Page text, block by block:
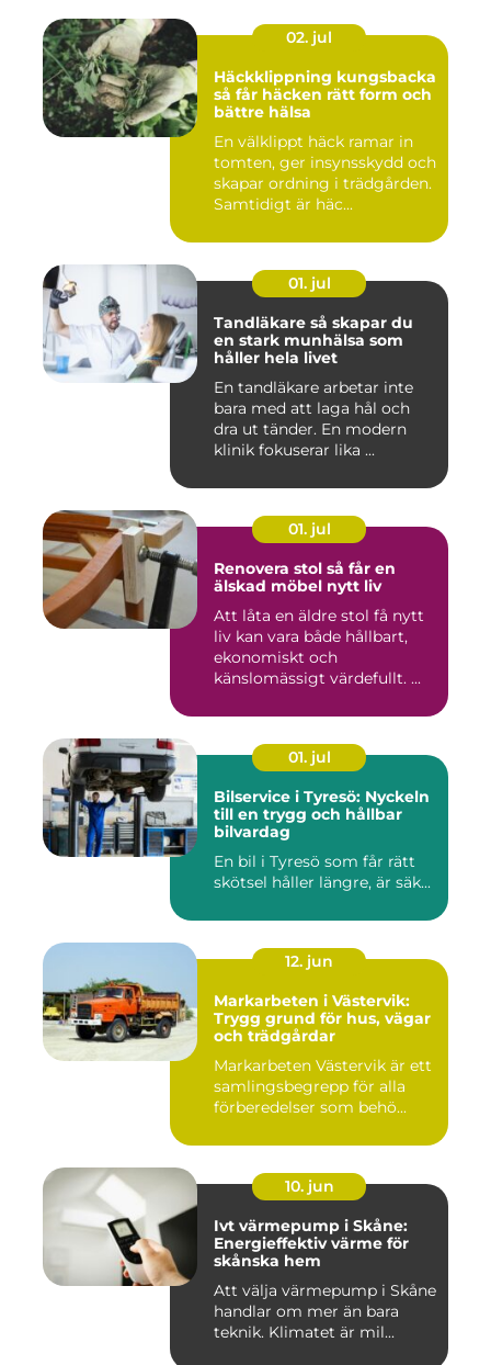
02. jul
Häckklippning kungsbacka
så får häcken rätt form och
bättre hälsa
En välklippt häck ramar in
tomten, ger insynsskydd och
skapar ordning i trädgården.
Samtidigt är häc...
01. jul
Tandläkare så skapar du
en stark munhälsa som
håller hela livet
En tandläkare arbetar inte
bara med att laga hål och
dra ut tänder. En modern
klinik fokuserar lika ...
01. jul
Renovera stol så får en
älskad möbel nytt liv
Att låta en äldre stol få nytt
liv kan vara både hållbart,
ekonomiskt och
känslomässigt värdefullt. ...
01. jul
Bilservice i Tyresö: Nyckeln
till en trygg och hållbar
bilvardag
En bil i Tyresö som får rätt
skötsel håller längre, är säk...
12. jun
Markarbeten i Västervik:
Trygg grund för hus, vägar
och trädgårdar
Markarbeten Västervik är ett
samlingsbegrepp för alla
förberedelser som behö...
10. jun
Ivt värmepump i Skåne:
Energieffektiv värme för
skånska hem
Att välja värmepump i Skåne
handlar om mer än bara
teknik. Klimatet är mil...